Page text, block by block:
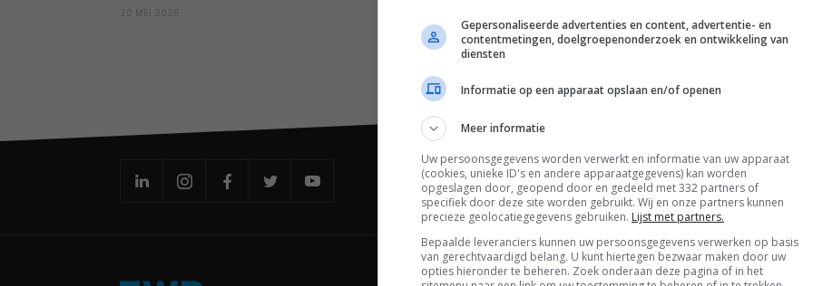
20 MEI 2026
De laatste updates in je mailbox
Gepersonaliseerde advertenties en content, advertentie- en
contentmetingen, doelgroepenonderzoek en ontwikkeling van
diensten
Informatie op een apparaat opslaan en/of openen
Meer informatie
Uw persoonsgegevens worden verwerkt en informatie van uw apparaat
(cookies, unieke ID's en andere apparaatgegevens) kan worden
opgeslagen door, geopend door en gedeeld met 332 partners of
specifiek door deze site worden gebruikt. Wij en onze partners kunnen
precieze geolocatiegegevens gebruiken. Lijst met partners.
Bepaalde leveranciers kunnen uw persoonsgegevens verwerken op basis
van gerechtvaardigd belang. U kunt hiertegen bezwaar maken door uw
opties hieronder te beheren. Zoek onderaan deze pagina of in het